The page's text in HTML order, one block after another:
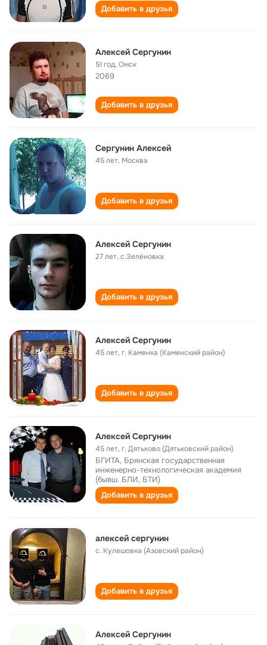
Добавить в друзья
Алексей Сергунин
51 год,Омск
2069
Добавить в друзья
Сергунин Алексей
45 лет, Москва
Добавить в друзья
Алексей Сергунин
27 лет,с.Зелёновка
Добавить в друзья
Алексей Сергунин
45 лет,г. Каменка (Каменский район)
Добавить в друзья
Алексей Сергунин
45 лет,г. Дятьково (Дятьковский район)
БГИТА, Брянская государственная
инженерно-технологическая академия
(бывш. БЛИ, БТИ)
Добавить в друзья
алексей сергунин
с. Кулешовка (Азовский район)
Добавить в друзья
Алексей Сергунин